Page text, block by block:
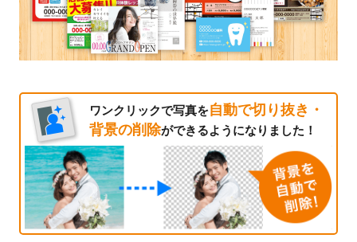
ワンクリックで写真を自動で切り抜き・
背景の削除ができるようになりました！